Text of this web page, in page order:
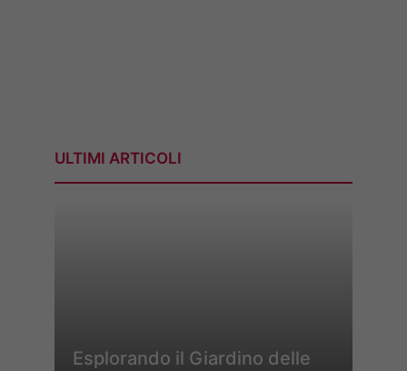
ULTIMI ARTICOLI
Esplorando il Giardino delle